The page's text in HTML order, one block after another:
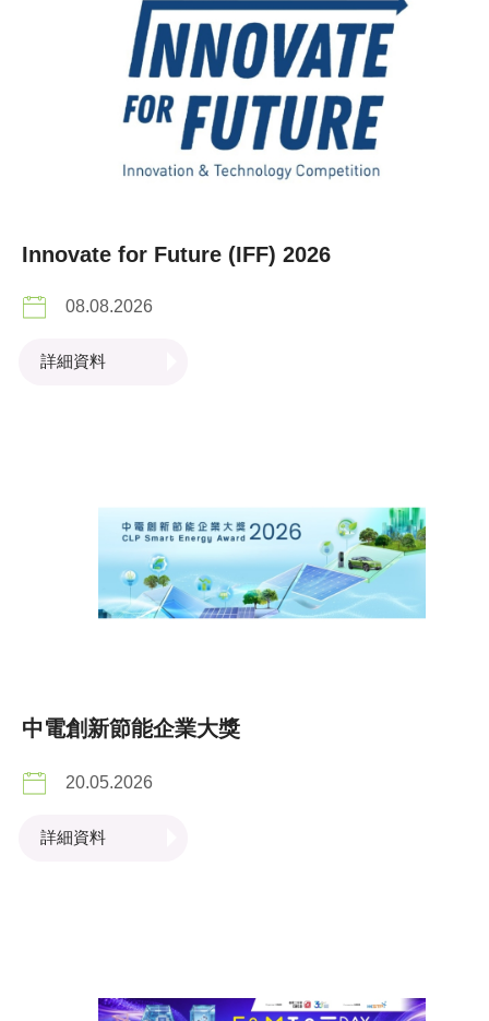
Innovate for Future (IFF) 2026
08.08.2026
詳細資料
中電創新節能企業大獎
20.05.2026
詳細資料